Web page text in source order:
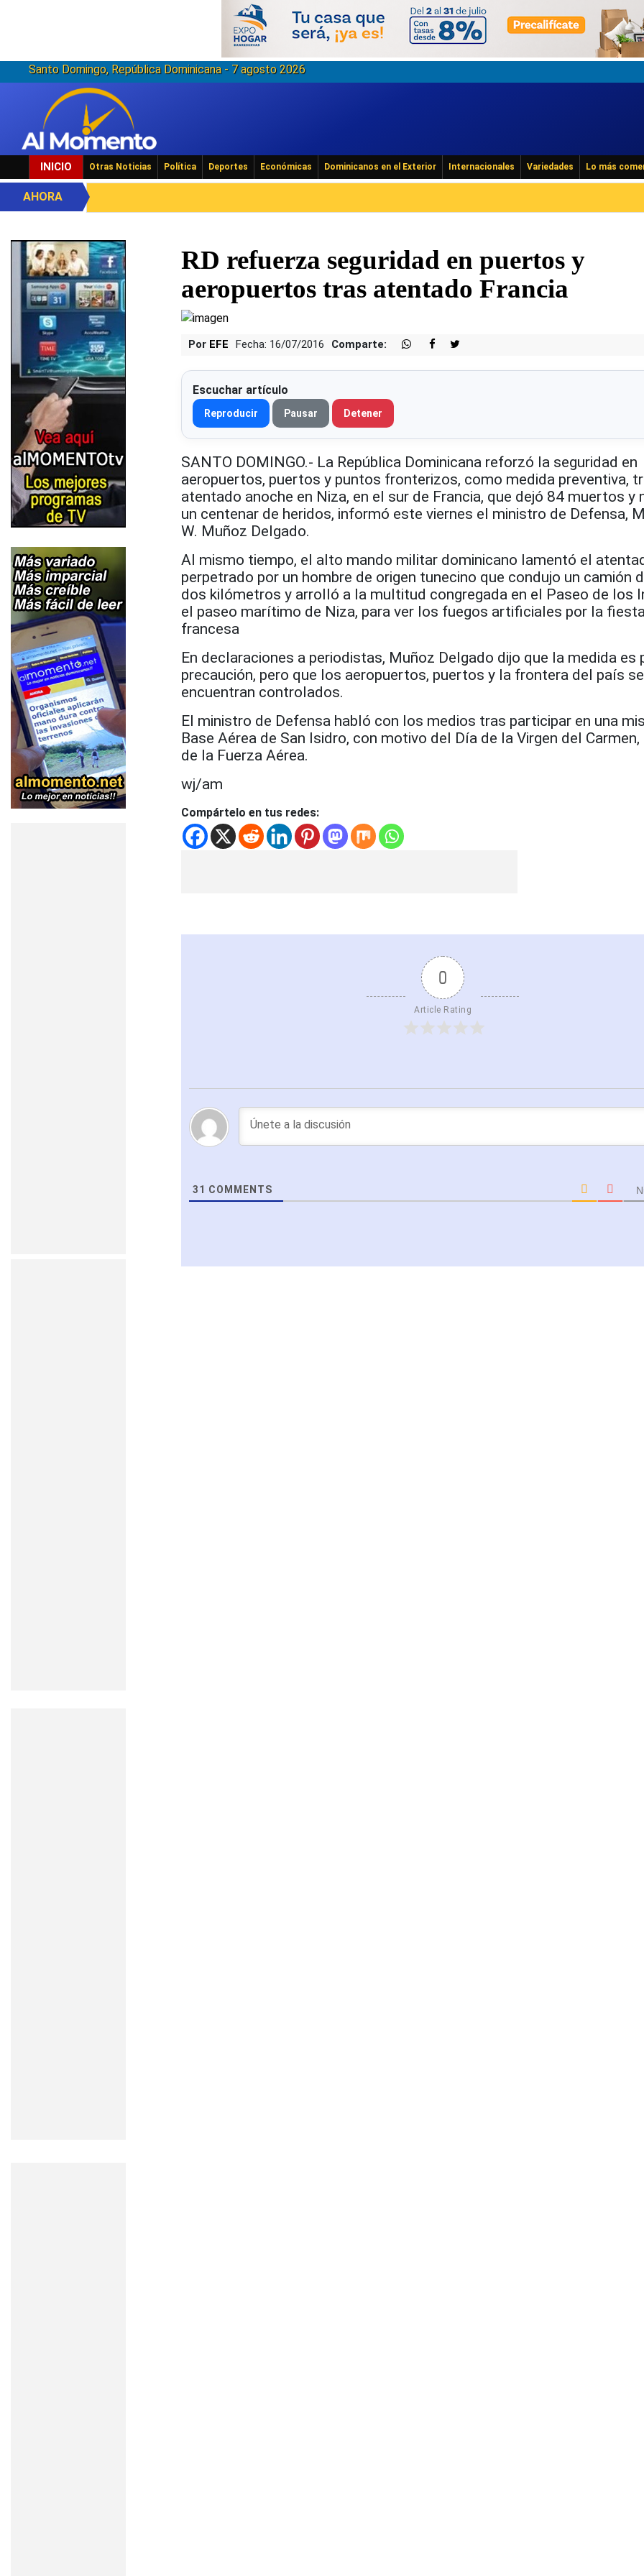
Santo Domingo, República Dominicana - 7 agosto 2026
INICIO Otras Noticias Política Deportes Económicas Dominicanos en el Exterior Internacionales Variedades Lo más
AHORA
RD refuerza seguridad en puertos y
aeropuertos tras atentado Francia
Por EFE Fecha: 16/07/2016 Comparte:
Escuchar artículo
Reproducir Pausar Detener
SANTO DOMINGO.- La República Dominicana reforzó la seguridad en
aeropuertos, puertos y puntos fronterizos, como medida preventiva,
atentado anoche en Niza, en el sur de Francia, que dejó 84 muertos y
un centenar de heridos, informó este viernes el ministro de Defensa,
W. Muñoz Delgado.
Al mismo tiempo, el alto mando militar dominicano lamentó el
perpetrado por un hombre de origen tunecino que condujo un camión
dos kilómetros y arrolló a la multitud congregada en el Paseo de los
el paseo marítimo de Niza, para ver los fuegos artificiales por la
francesa
En declaraciones a periodistas, Muñoz Delgado dijo que la medida es
precaución, pero que los aeropuertos, puertos y la frontera del país se
encuentran controlados.
El ministro de Defensa habló con los medios tras participar en una
Base Aérea de San Isidro, con motivo del Día de la Virgen del
de la Fuerza Aérea.
wj/am
Compártelo en tus redes:
0
Article Rating
31 COMMENTS